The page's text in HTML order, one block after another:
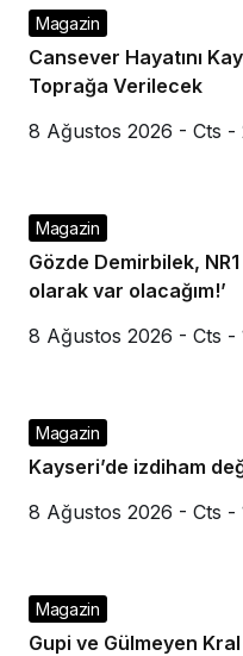
Magazin
Cansever Hayatını
Toprağa Verilecek
8 Ağustos 2026 - Cts -
Magazin
Gözde Demirbilek,
olarak var olacağım!’
8 Ağustos 2026 - Cts -
Magazin
Kayseri’de izdiham
8 Ağustos 2026 - Cts -
Magazin
Gupi ve Gülmeyen